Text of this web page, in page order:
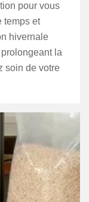
pour vous
temps et
hivernale
la
soin de votre